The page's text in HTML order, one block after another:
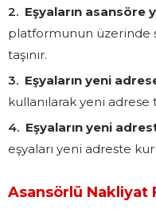
Eşyaların asansöre
platformunun üzerinde
taşınır.
Eşyaların yeni
kullanılarak yeni adrese
Eşyaların yeni
eşyaları yeni adreste
Asansörlü Nakliyat